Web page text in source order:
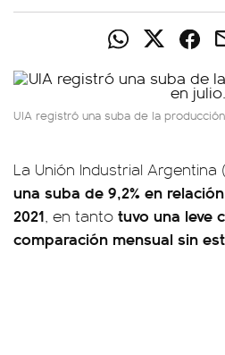
UIA registró una suba de la
La Unión Industrial Argentina
una suba de 9,2% en
2021, en tanto tuvo una leve
comparación mensual sin